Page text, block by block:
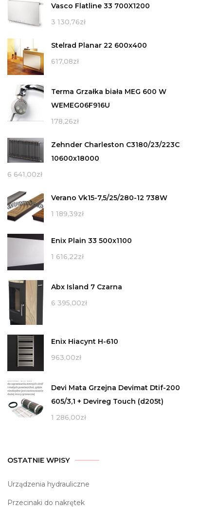
Vasco Flatline 33 700X1200
3 130,76zł
Stelrad Planar 22 600x400
617,08zł
Terma Grzałka biała MEG 600 W
WEMEG06F916U
178,26zł
Zehnder Charleston C3180/23/223C
10600x18000
6 641,00zł
Verano Vk15-7,5/25/280-12 738W
1 189,39zł
Enix Plain 33 500x1100
1 616,22zł
Abx Island 7 Czarna
6 395,00zł
Enix Hiacynt H-610
963,00zł
Devi Mata Grzejna Devimat Dtif-200
605/3,1 + Devireg Touch (d205t)
1 286,00zł
OSTATNIE WPISY
Urządzenia hydrauliczne
Przecinaki do nakrętek